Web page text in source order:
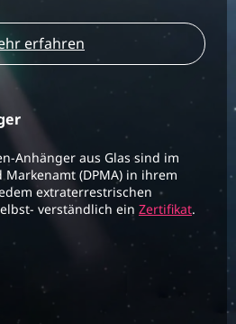
erfahren
Anhänger aus Glas sind im
(DPMA) in ihrem
extraterrestrischen
verständlich ein Zertifikat.